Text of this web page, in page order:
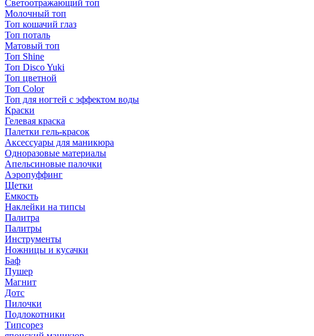
Светоотражающий топ
Молочный топ
Топ кошачий глаз
Топ поталь
Матовый топ
Топ Shine
Топ Disco Yuki
Топ цветной
Топ Color
Топ для ногтей с эффектом воды
Краски
Гелевая краска
Палетки гель-красок
Аксессуары для маникюра
Одноразовые материалы
Апельсиновые палочки
Аэропуффинг
Щетки
Емкость
Наклейки на типсы
Палитра
Палитры
Инструменты
Ножницы и кусачки
Баф
Пушер
Магнит
Дотс
Пилочки
Подлокотники
Типсорез